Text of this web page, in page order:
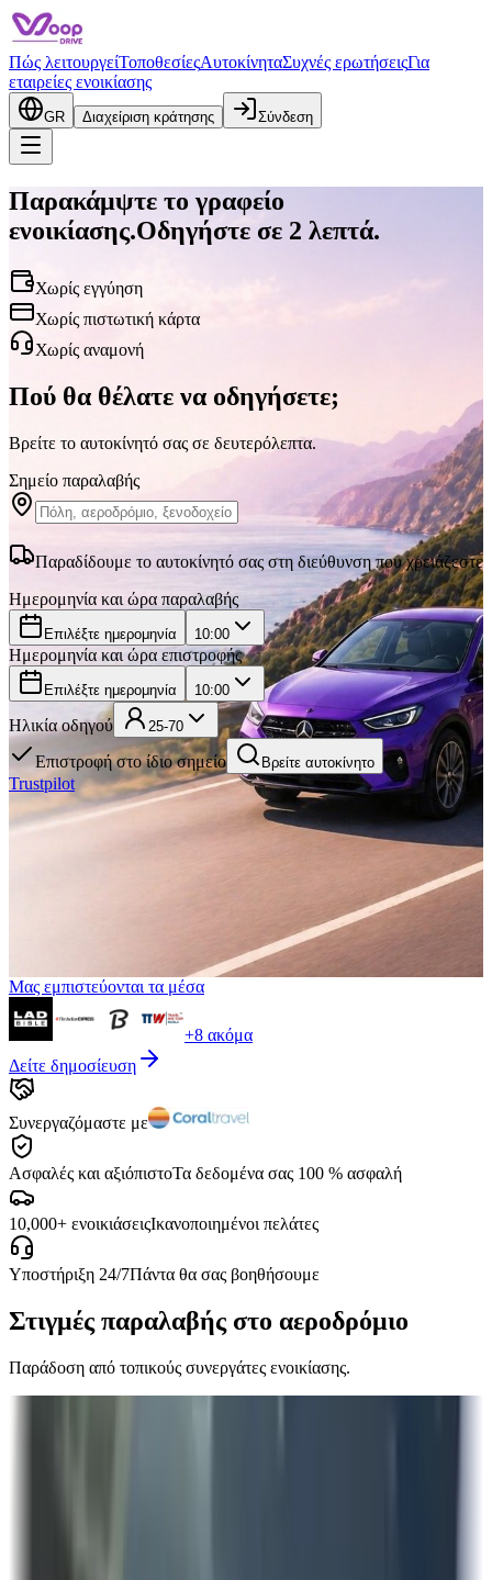
Πώς λειτουργείΤοποθεσίεςΑυτοκίνηταΣυχνές ερωτήσειςΓια
εταιρείες ενοικίασης
GR Διαχείριση κράτησης Σύνδεση
Παρακάμψτε το γραφείο
ενοικίασης.Οδηγήστε σε 2 λεπτά.
Χωρίς εγγύηση
Χωρίς πιστωτική κάρτα
Χωρίς αναμονή
Πού θα θέλατε να οδηγήσετε;
Βρείτε το αυτοκίνητό σας σε δευτερόλεπτα.
Σημείο παραλαβής
Παραδίδουμε το αυτοκίνητό σας στη διεύθυνση που χρειάζεστε
Ημερομηνία και ώρα παραλαβής
Επιλέξτε ημερομηνία 10:00
Ημερομηνία και ώρα επιστροφής
Επιλέξτε ημερομηνία 10:00
Ηλικία οδηγού 25-70
Επιστροφή στο ίδιο σημείο Βρείτε αυτοκίνητο
Trustpilot
Μας εμπιστεύονται τα μέσα
+8 ακόμα
Δείτε δημοσίευση
Συνεργαζόμαστε με
Ασφαλές και αξιόπιστοΤα δεδομένα σας 100 % ασφαλή
10,000+ ενοικιάσειςΙκανοποιημένοι πελάτες
Υποστήριξη 24/7Πάντα θα σας βοηθήσουμε
Στιγμές παραλαβής στο αεροδρόμιο
Παράδοση από τοπικούς συνεργάτες ενοικίασης.